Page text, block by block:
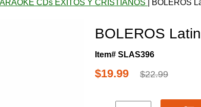
CDs EXITOS Y CRISTIANOS | BOLEROS
BOLEROS
Item# SLAS396
$19.99 $22.99